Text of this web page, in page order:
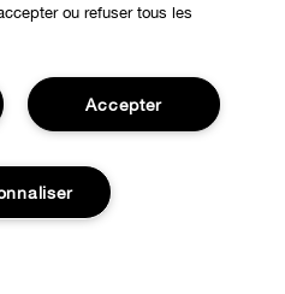
GÉNÉRALES
ou refuser tous les
Accepter